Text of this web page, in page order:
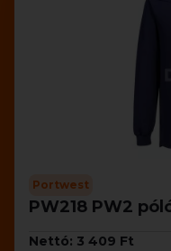
Portwest
PW218 PW2
Nettó: 3 409 Ft